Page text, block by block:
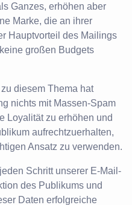
Ganzes, erhöhen aber
Marke, die an ihrer
Hauptvorteil des Mailings
großen Budgets
diesem Thema hat
nichts mit Massen-Spam
Loyalität zu erhöhen und
aufrechtzuerhalten,
Ansatz zu verwenden.
Schritt unserer E-Mail-
des Publikums und
Daten erfolgreiche